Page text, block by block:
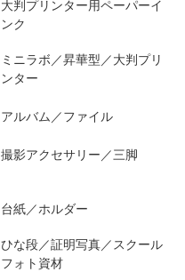
大判プリンター用ペーパーイ
ンク
ミニラボ／昇華型／大判プリ
ンター
アルバム／ファイル
撮影アクセサリー／三脚
台紙／ホルダー
ひな段／証明写真／スクール
フォト資材